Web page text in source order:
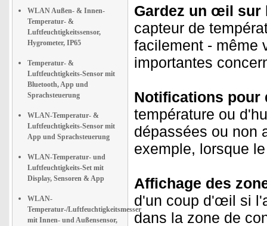
WLAN Außen- & Innen-
Temperatur- &
Luftfeuchtigkeitssensor,
Hygrometer, IP65
Temperatur- &
Luftfeuchtigkeits-Sensor mit
Bluetooth, App und
Sprachsteuerung
WLAN-Temperatur- &
Luftfeuchtigkeits-Sensor mit
App und Sprachsteuerung
WLAN-Temperatur- und
Luftfeuchtigkeits-Set mit
Display, Sensoren & App
WLAN-
Temperatur-/Luftfeuchtigkeitsmesser
mit Innen- und Außensensor,
Gardez un œil sur
capteur de
facilement - même
importantes
Notifications pour
température ou
dépassées ou non
exemple, lorsque
Affichage des
d'un coup d'œil si
dans la zone de